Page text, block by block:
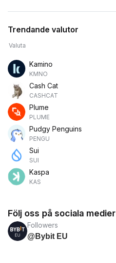
Trendande valutor
Valuta
Kamino
KMNO
Cash Cat
CASHCAT
Plume
PLUME
Pudgy Penguins
PENGU
Sui
SUI
Kaspa
KAS
Följ oss på sociala medier
Followers
@Bybit EU